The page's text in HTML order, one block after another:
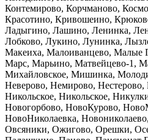
Контемирово, Корчманово,
Красотино, Кривошеино,
Ладыгино, Лашино, Ленинка,
Лобково, Лукино, Лунинка,
Макеиха, Малоиванцево, Малые
Марс, Марьино, Матвейцево-1,
Михайловское, Мишинка,
Неверово, Немирово,
Никольское, Никольское,
Новогорбово, НовоКурово,
НовоНиколаевка,
Овсяники, Ожигово, Орешки,